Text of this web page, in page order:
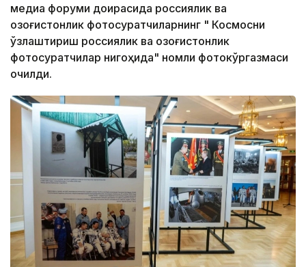
медиа форуми доирасида россиялик ва
қозоғистонлик фотосуратчиларнинг " Космосни
ўзлаштириш россиялик ва қозоғистонлик
фотосуратчилар нигоҳида" номли фотокўргазмаси
очилди.